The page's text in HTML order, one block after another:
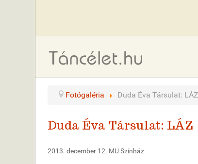
Fotógaléria Duda Éva Társulat: LÁZ
Duda Éva Társulat: LÁZ
2013. december 12. MU Színház